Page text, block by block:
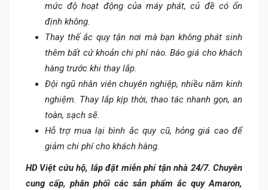
mức độ hoạt động của máy phát, củ đề có ổn
định không.
Thay thế ắc quy tận nơi mà bạn không phát sinh
thêm bất cứ khoản chi phí nào. Báo giá cho khách
hàng trước khi thay lắp.
Đội ngũ nhân viên chuyên nghiệp, nhiều năm kinh
nghiệm. Thay lắp kịp thời, thao tác nhanh gọn, an
toàn, sạch sẽ.
Hỗ trợ mua lại bình ắc quy cũ, hỏng giá cao để
giảm chi phí cho khách hàng.
HD Việt cứu hộ, lắp đặt miễn phí tận nhà 24/7. Chuyên
cung cấp, phân phối các sản phẩm ắc quy Amaron,